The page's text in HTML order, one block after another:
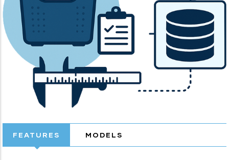
FEATURES MODELS